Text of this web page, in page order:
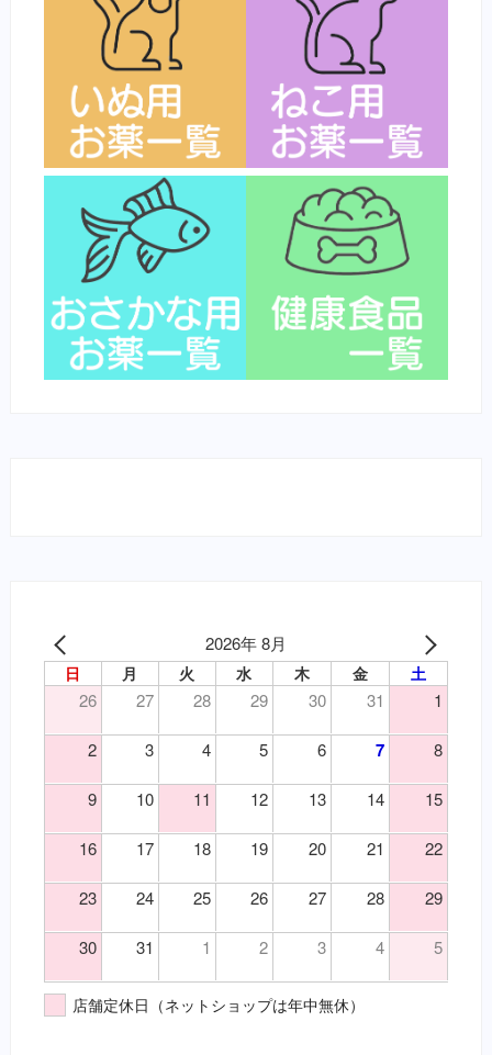
2026年 8月
日 月 火 水 木 金 土
26 27 28 29 30 31 1
2 3 4 5 6 7 8
9 10 11 12 13 14 15
16 17 18 19 20 21 22
23 24 25 26 27 28 29
30 31 1 2 3 4 5
店舗定休日（ネットショップは年中無休）